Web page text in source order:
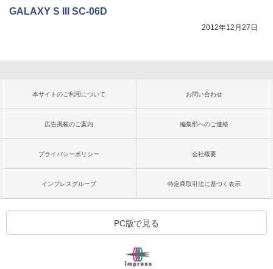
GALAXY S III SC-06D
2012年12月27日
本サイトのご利用について お問い合わせ
広告掲載のご案内 編集部へのご連絡
プライバシーポリシー 会社概要
インプレスグループ 特定商取引法に基づく表示
PC版で見る